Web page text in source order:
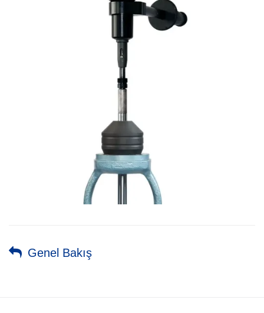
Genel Bakış